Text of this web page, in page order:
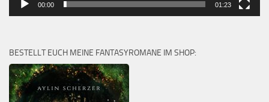
00:00 01:23
BESTELLT EUCH MEINE FANTASYROMANE IM SHOP: